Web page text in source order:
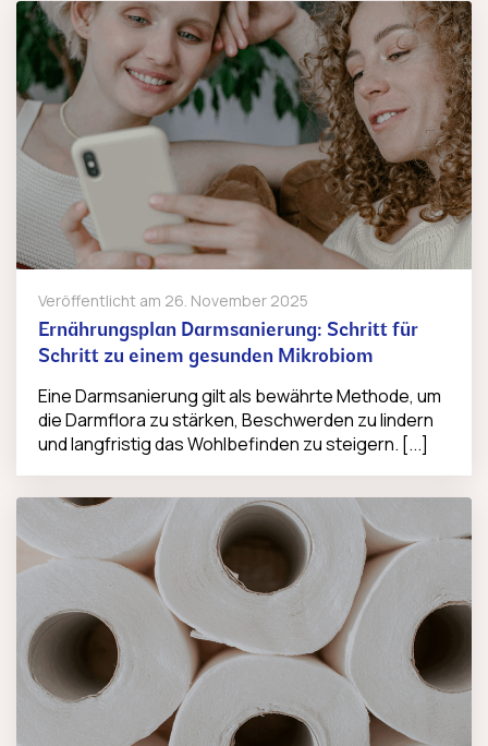
Veröffentlicht am 26. November 2025
Ernährungsplan Darmsanierung: Schritt für
Schritt zu einem gesunden Mikrobiom
Eine Darmsanierung gilt als bewährte Methode, um
die Darmflora zu stärken, Beschwerden zu lindern
und langfristig das Wohlbefinden zu steigern. [...]